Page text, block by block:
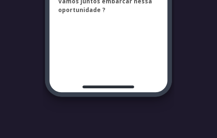
oportunidade ?